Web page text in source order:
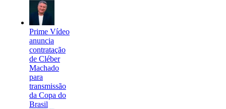
Prime Vídeo
anuncia
contratação
de Cléber
Machado
para
transmissão
da Copa do
Brasil